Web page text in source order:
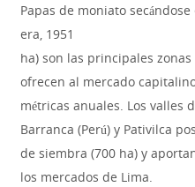
Papas de moniato secándose
era, 1951
ha) son las principales
ofrecen al mercado
métricas anuales. Los valles
Barranca (Perú) y Pativilca
de siembra (700 ha) y
los mercados de Lima.